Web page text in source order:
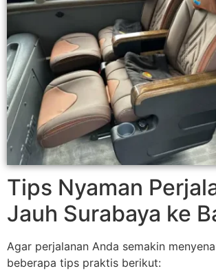
Tips Nyaman
Jauh Surabaya ke
Agar perjalanan Anda semakin
beberapa tips praktis berikut: